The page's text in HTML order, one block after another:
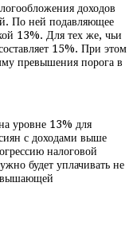
доходов
По ней подавляющее
13%. Для тех же, чьи
15%. При этом
превышения порога в
уровне 13% для
с доходами выше
налоговой
будет уплачивать не